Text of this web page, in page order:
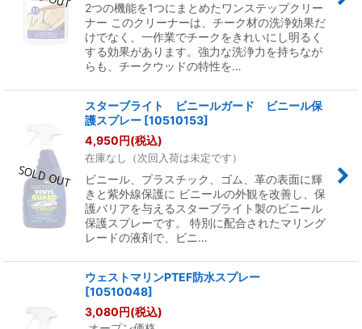
2つの機能を1つにまとめたワンステップクリー
ナー このクリーナーは、チーク材の洗浄効果だ
けでなく、一作業でチークをきれいにし明るく
する効果があります。強力な洗浄力を持ちなが
らも、チークウッドの特性を…
スターブライト ビニールガード ビニール保
護スプレー [10510153]
4,950 円(税込)
在庫なし（次回入荷は未定です）
ビニール、プラスチック、ゴム、革の表面に輝
きと紫外線保護に ビニールの外観を改善し、保
護バリアを与えるスターブライト製のビニール
保護スプレーです。 特別に配合されたマリング
レードの液剤で、ビニ…
ウェストマリンPTEF防水スプレー
[10510048]
3,080 円(税込)